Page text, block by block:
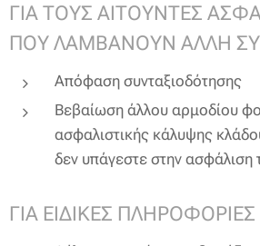
ΓΙΑ ΤΟΥΣ ΑΙΤΟΥΝΤΕΣ
ΠΟΥ ΛΑΜΒΑΝΟΥΝ ΑΛΛΗ
Απόφαση συνταξιοδότησης
Βεβαίωση άλλου αρμοδίου
ασφαλιστικής κάλυψης
δεν υπάγεστε στην
ΓΙΑ ΕΙΔΙΚΕΣ ΠΛΗΡΟΦΟΡΙΕΣ